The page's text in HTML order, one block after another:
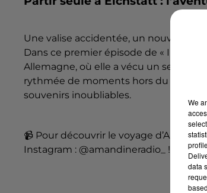
Une valise accidentée, un nouveau
Dans ce premier épisode de « Ils ont
Allemagne, où elle a vécu un
rythmée de moments hors du temps,
souvenirs inoubliables.
📹 Pour découvrir le voyage d’Aurore
Instagram : @amandineradio_ !
We
data